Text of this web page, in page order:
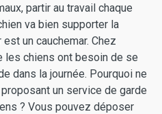
partir au travail chaque
va bien supporter la
un cauchemar. Chez
les chiens ont besoin de se
dans la journée. Pourquoi ne
un service de garde
? Vous pouvez déposer